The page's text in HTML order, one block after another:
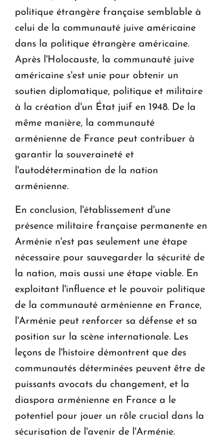
politique étrangère française semblable à
celui de la communauté juive américaine
dans la politique étrangère américaine.
Après l'Holocauste, la communauté juive
américaine s'est unie pour obtenir un
soutien diplomatique, politique et militaire
à la création d'un État juif en 1948. De la
même manière, la communauté
arménienne de France peut contribuer à
garantir la souveraineté et
l'autodétermination de la nation
arménienne.
En conclusion, l'établissement d'une
présence militaire française permanente en
Arménie n'est pas seulement une étape
nécessaire pour sauvegarder la sécurité de
la nation, mais aussi une étape viable. En
exploitant l'influence et le pouvoir politique
de la communauté arménienne en France,
l'Arménie peut renforcer sa défense et sa
position sur la scène internationale. Les
leçons de l'histoire démontrent que des
communautés déterminées peuvent être de
puissants avocats du changement, et la
diaspora arménienne en France a le
potentiel pour jouer un rôle crucial dans la
sécurisation de l'avenir de l'Arménie.